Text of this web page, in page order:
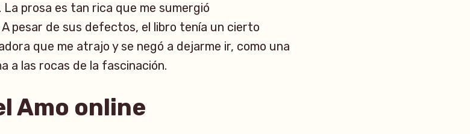
prosa es tan rica que me sumergió
pesar de sus defectos, el libro tenía un cierto
que me atrajo y se negó a dejarme ir, como una
a las rocas de la fascinación.
Amo online